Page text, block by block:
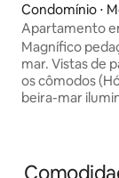
Condomínio ⋅
Apartamento
vistas
Magnífico
mar. Vistas de
os cômodos
beira-mar
perfeita para